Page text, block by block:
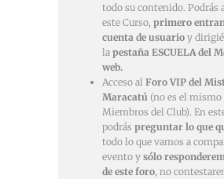
todo su contenido. Podrás
este Curso, primero
cuenta de usuario y
la pestaña ESCUELA del
web.
Acceso al Foro VIP del
Maracatú (no es el mismo
Miembros del Club). En
podrás preguntar lo que
todo lo que vamos a
evento y sólo
de este foro, no